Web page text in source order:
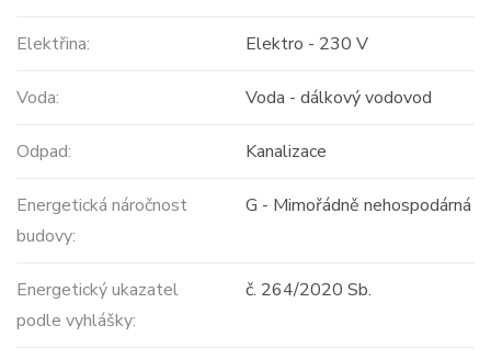
Elektřina: Elektro - 230 V
Voda: Voda - dálkový vodovod
Odpad: Kanalizace
Energetická náročnost
budovy:
G - Mimořádně nehospodárná
Energetický ukazatel
podle vyhlášky:
č. 264/2020 Sb.